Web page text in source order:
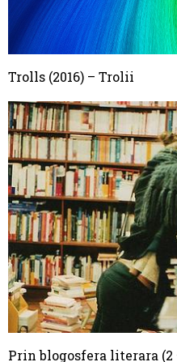
Trolls (2016) – Trolii
Prin blogosfera literara (2